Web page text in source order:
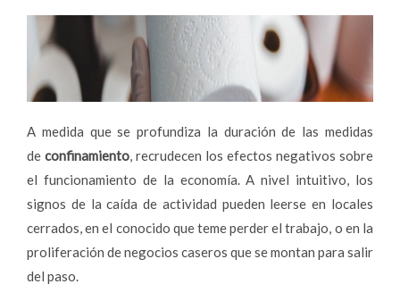
A medida que se profundiza la duración de las medidas
de confinamiento , recrudecen los efectos negativos sobre
el funcionamiento de la economía. A nivel intuitivo, los
signos de la caída de actividad pueden leerse en locales
cerrados, en el conocido que teme perder el trabajo, o en la
proliferación de negocios caseros que se montan para salir
del paso.